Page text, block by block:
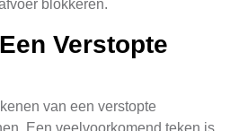
blokkeren.
Verstopte
van een verstopte
Een veelvoorkomend teken is